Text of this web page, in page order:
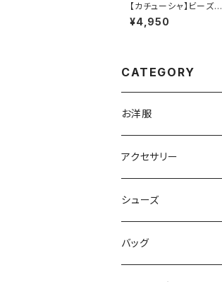
【カチューシャ】ビーズ付
サテンリボンカチューシ
ャ
¥4,950
CATEGORY
お洋服
トップス
ボトムス
カーディガン
ボトムス
スカート
ワンピース
アクセサリー
ブローチ
カチューシャ
シューズ
パンプス
バッグ